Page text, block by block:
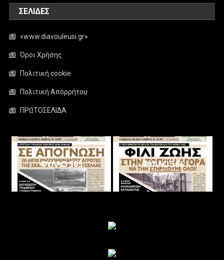
ΣΕΛΊΔΕΣ
«www.diavouleusi.gr»
Όροι Χρήσης
Πολιτική cookie
Πολιτική Απορρήτου
ΠΡΩΤΟΣΕΛΙΔΑ
ΦΥΛΛΟ 505 ΦΥΛΛΟ 506